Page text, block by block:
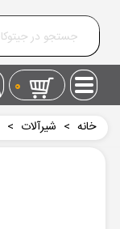
0
خانه > شیرآلات >